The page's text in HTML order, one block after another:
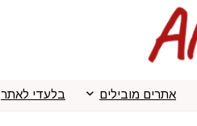
אתרים מובילים בלעדי לאתר